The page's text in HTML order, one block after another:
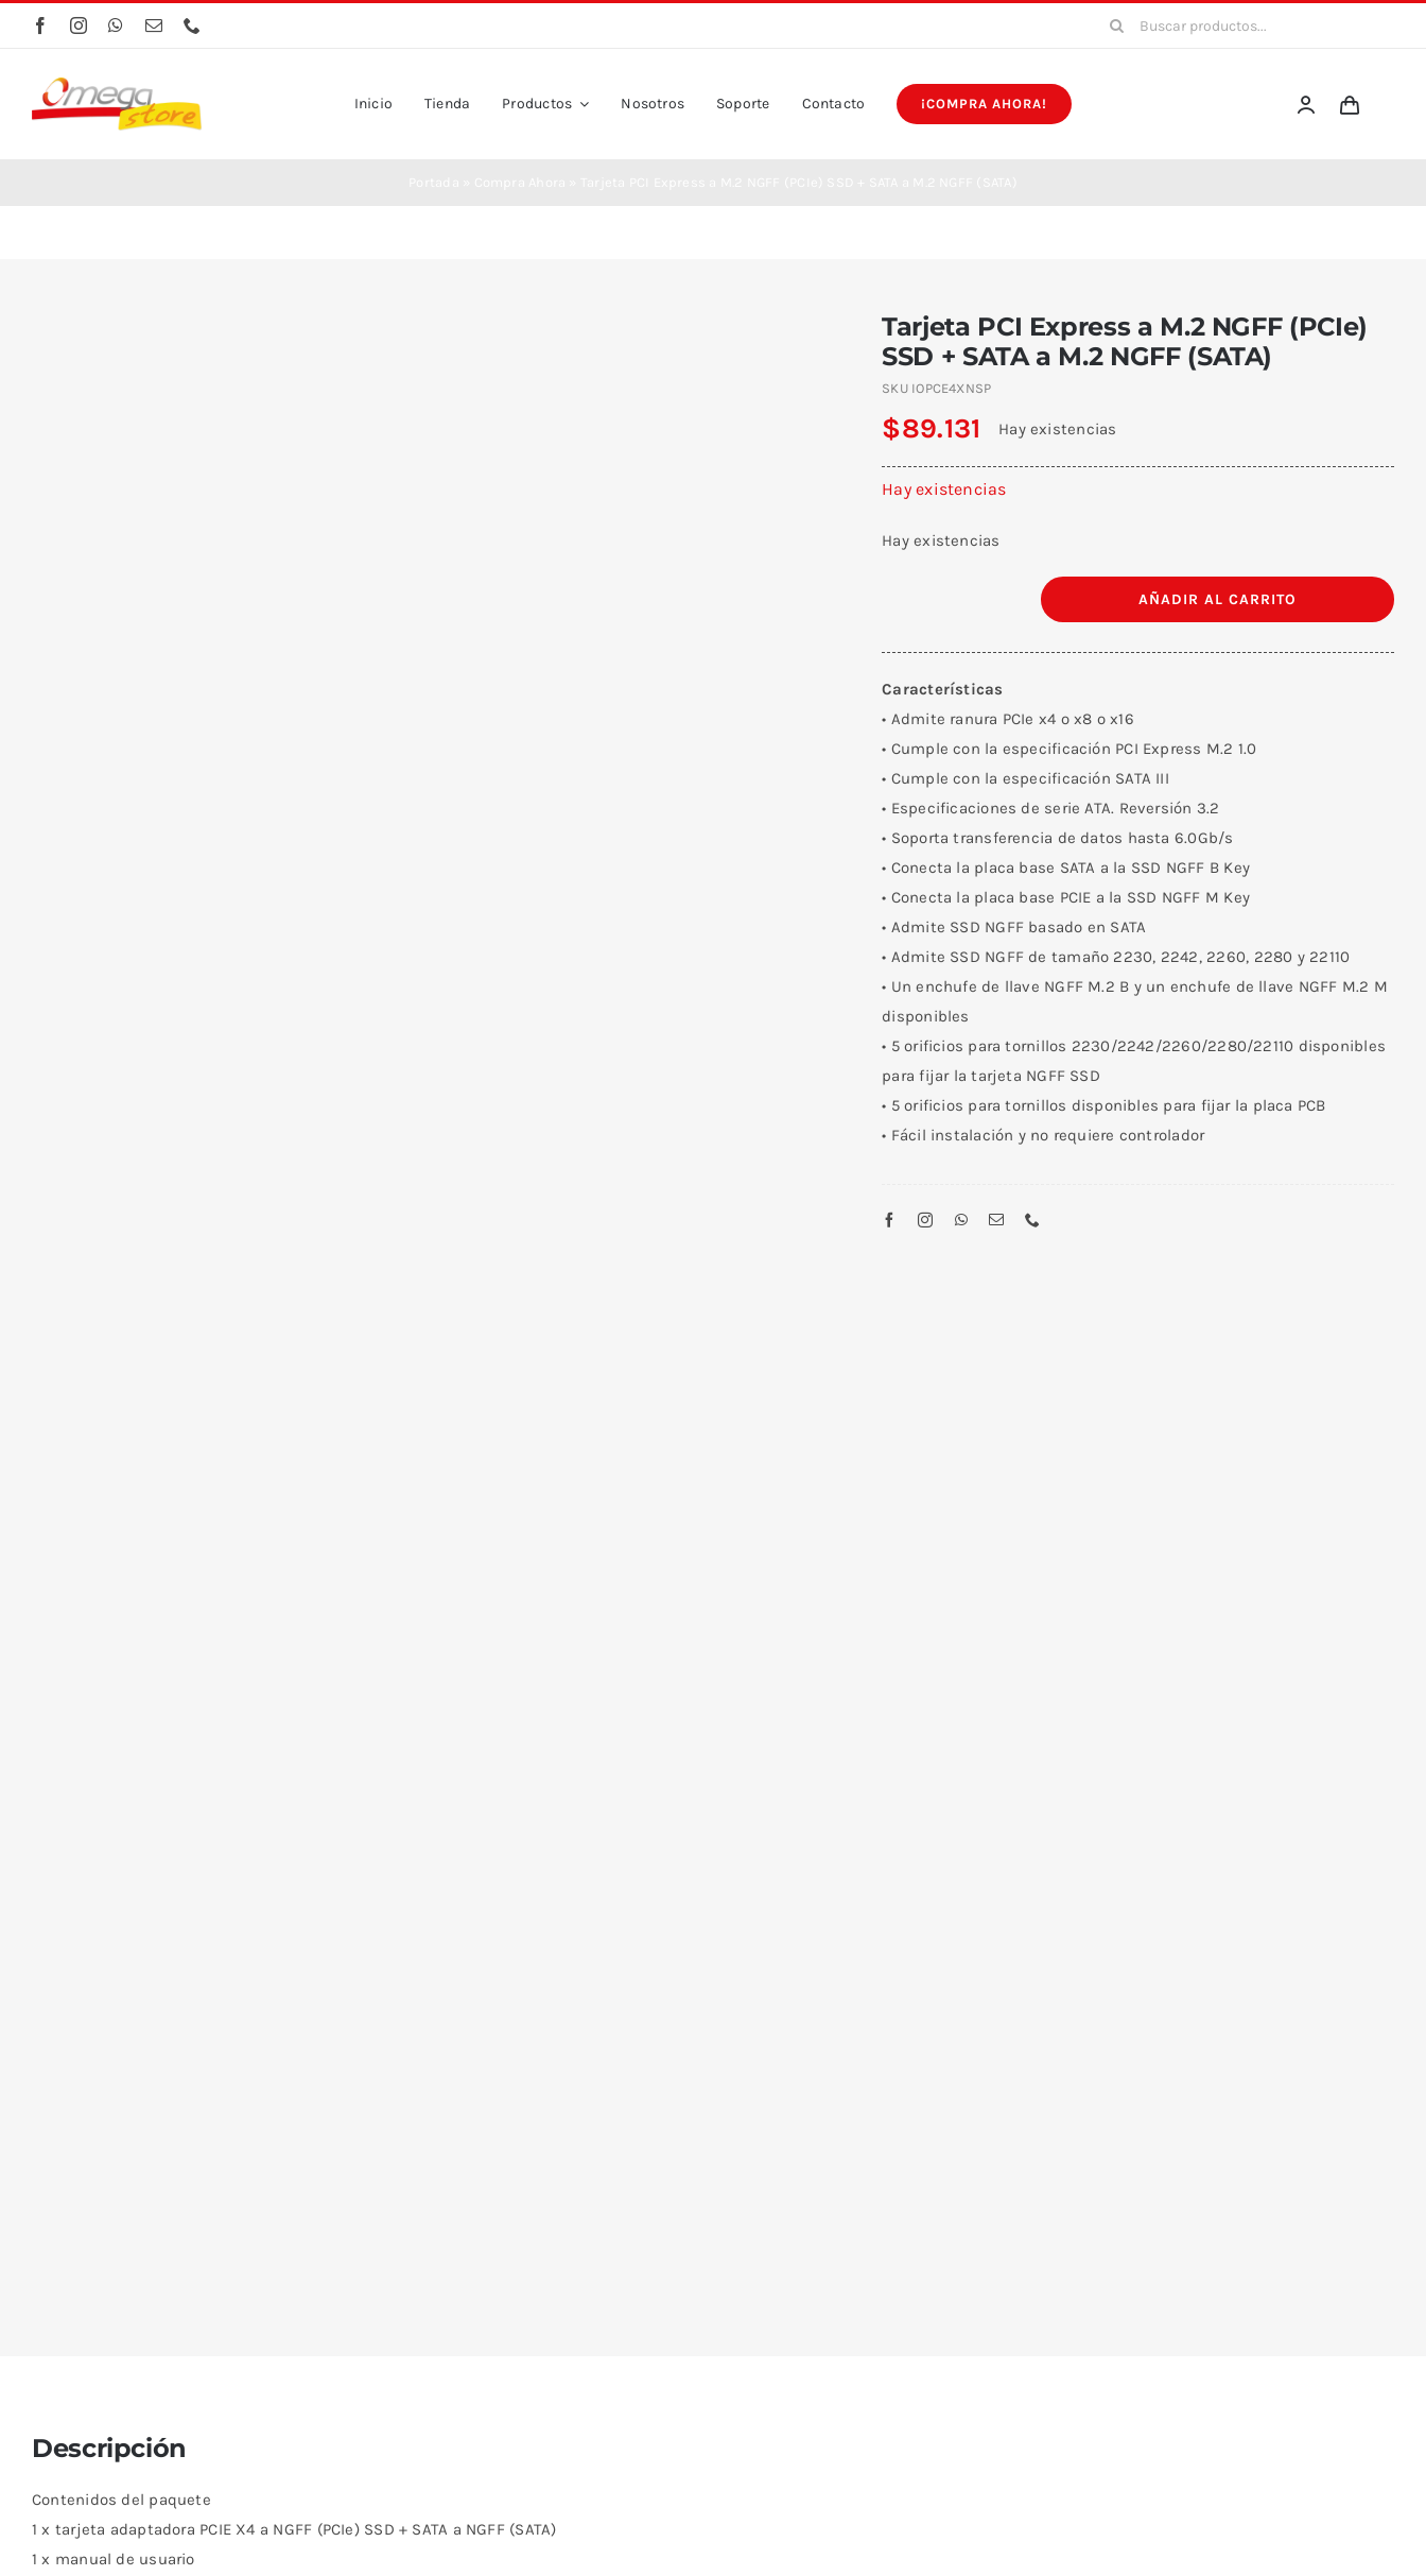
Saltar
contenido
Buscar:
Inicio Tienda Productos Nosotros Soporte Contacto ¡COMPRA AHORA!
Tarjeta PCI Express a M.2 NGFF (PCIe)
SSD + SATA a M.2 NGFF (SATA)
SKU IOPCE4XNSP
$89.131 Hay existencias
Hay existencias
Hay existencias
a
M.2
NGFF
(PCIe)
SSD
SATA
M.2
NGFF
cantidad
AÑADIR AL CARRITO
Características
• Admite ranura PCIe x4 o x8 o x16
• Cumple con la especificación PCI Express M.2 1.0
• Cumple con la especificación SATA III
• Especificaciones de serie ATA. Reversión 3.2
• Soporta transferencia de datos hasta 6.0Gb/s
• Conecta la placa base SATA a la SSD NGFF B Key
• Conecta la placa base PCIE a la SSD NGFF M Key
• Admite SSD NGFF basado en SATA
• Admite SSD NGFF de tamaño 2230, 2242, 2260, 2280 y 22110
• Un enchufe de llave NGFF M.2 B y un enchufe de llave NGFF M.2 M
disponibles
• 5 orificios para tornillos 2230/2242/2260/2280/22110 disponibles
para fijar la tarjeta NGFF SSD
• 5 orificios para tornillos disponibles para fijar la placa PCB
• Fácil instalación y no requiere controlador
Descripción
Contenidos del paquete
1 x tarjeta adaptadora PCIE X4 a NGFF (PCIe) SSD + SATA a NGFF (SATA)
1 x manual de usuario